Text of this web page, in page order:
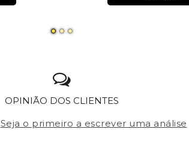
OPINIÃO DOS CLIENTES
Seja o primeiro a escrever uma análise